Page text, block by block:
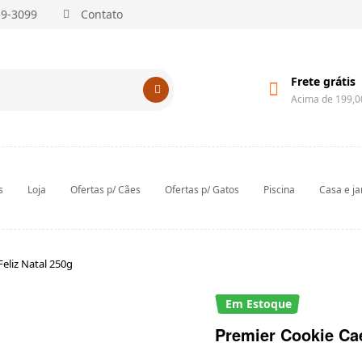
3099 Contato
Frete grátis
Acima de
Loja Ofertas p/ Cães Ofertas p/ Gatos Piscina Casa e
Natal 250g
Em Estoque
Premier Cookie